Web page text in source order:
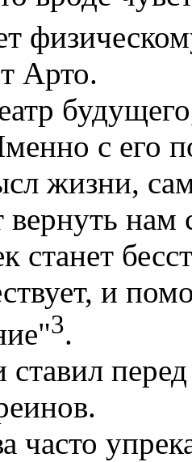
Арто.
с его
жизни,
вернуть нам
станет
и
3.
ставил
часто